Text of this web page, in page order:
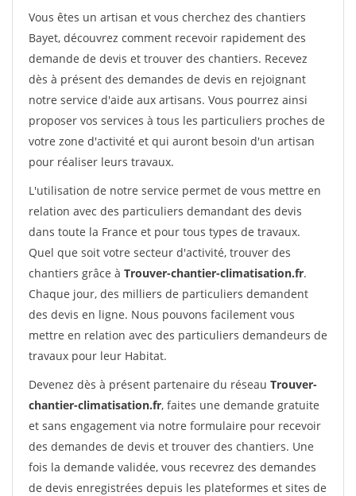
Vous êtes un artisan et vous cherchez des chantiers
Bayet, découvrez comment recevoir rapidement des
demande de devis et trouver des chantiers. Recevez
dès à présent des demandes de devis en rejoignant
notre service d'aide aux artisans. Vous pourrez ainsi
proposer vos services à tous les particuliers proches de
votre zone d'activité et qui auront besoin d'un artisan
pour réaliser leurs travaux.
L'utilisation de notre service permet de vous mettre en
relation avec des particuliers demandant des devis
dans toute la France et pour tous types de travaux.
Quel que soit votre secteur d'activité, trouver des
chantiers grâce à Trouver-chantier-climatisation.fr.
Chaque jour, des milliers de particuliers demandent
des devis en ligne. Nous pouvons facilement vous
mettre en relation avec des particuliers demandeurs de
travaux pour leur Habitat.
Devenez dès à présent partenaire du réseau Trouver-
chantier-climatisation.fr, faites une demande gratuite
et sans engagement via notre formulaire pour recevoir
des demandes de devis et trouver des chantiers. Une
fois la demande validée, vous recevrez des demandes
de devis enregistrées depuis les plateformes et sites de